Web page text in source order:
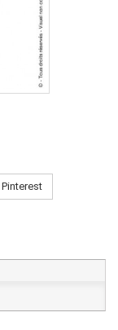
Pinterest